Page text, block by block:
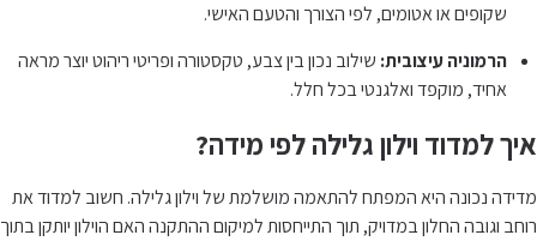
שקופים או אטומים, לפי הצורך והטעם האישי.
הרמוניה עיצובית: שילוב נכון בין צבע, טקסטורה ופריטי ריהוט יוצר מראה
אחיד, מוקפד ואלגנטי בכל חלל.
איך למדוד וילון גלילה לפי מידה?
מדידה נכונה היא המפתח להתאמה מושלמת של וילון גלילה. חשוב למדוד את
רוחב וגובה החלון במדויק, תוך התייחסות למיקום ההתקנה האם הוילון יותקן בתוך